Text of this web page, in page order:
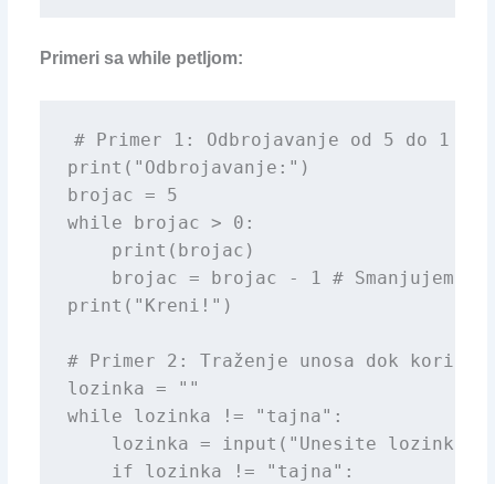
Primeri sa while petljom:
# Primer 1: Odbrojavanje od 5 do 1
print("Odbrojavanje:")
brojac = 5
while brojac > 0:
    print(brojac)
brojac = brojac - 1 # Smanjujemo
print("Kreni!")
# Primer 2: Traženje unosa dok
lozinka = ""
while lozinka != "tajna":
lozinka = input("Unesite lozinku:
    if lozinka != "tajna":